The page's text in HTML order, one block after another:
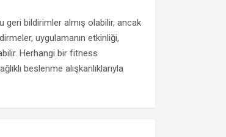
geri bildirimler almış olabilir, ancak
uygulamanın etkinliği,
Herhangi bir fitness
beslenme alışkanlıklarıyla